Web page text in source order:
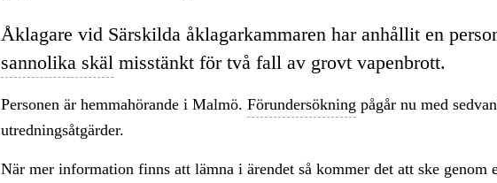
Åklagare vid Särskilda åklagarkammaren har anhållit en
sannolika skäl misstänkt för två fall av grovt vapenbrott.
Personen är hemmahörande i Malmö. Förundersökning pågår nu med
utredningsåtgärder.
När mer information finns att lämna i ärendet så kommer det att ske genom